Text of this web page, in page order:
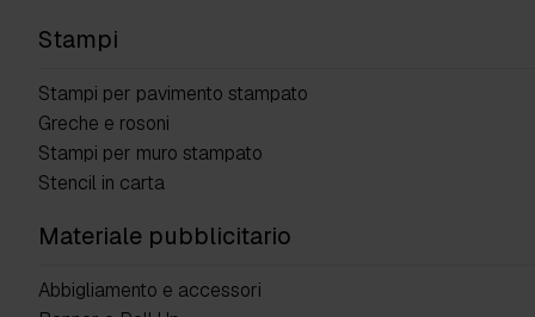
Stampi
Stampi per pavimento stampato
Greche e rosoni
Stampi per muro stampato
Stencil in carta
Materiale pubblicitario
Abbigliamento e accessori